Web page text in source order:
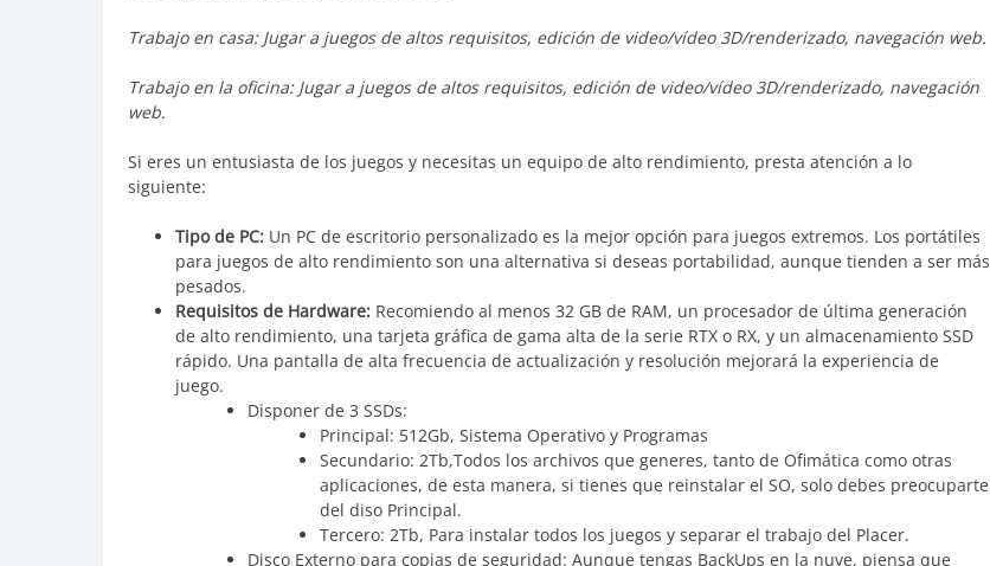
Trabajo en casa: Jugar a juegos de altos requisitos, edición de video/vídeo 3D/renderizado, navegación web.
Trabajo en la oficina: Jugar a juegos de altos requisitos, edición de video/vídeo 3D/renderizado, navegación
web.
Si eres un entusiasta de los juegos y necesitas un equipo de alto rendimiento, presta atención a lo
siguiente:
Tipo de PC: Un PC de escritorio personalizado es la mejor opción para juegos extremos. Los portátiles
para juegos de alto rendimiento son una alternativa si deseas portabilidad, aunque tienden a ser más
pesados.
Requisitos de Hardware: Recomiendo al menos 32 GB de RAM, un procesador de última generación
de alto rendimiento, una tarjeta gráfica de gama alta de la serie RTX o RX, y un almacenamiento SSD
rápido. Una pantalla de alta frecuencia de actualización y resolución mejorará la experiencia de
juego.
Disponer de 3 SSDs:
Principal: 512Gb, Sistema Operativo y Programas
Secundario: 2Tb,Todos los archivos que generes, tanto de Ofimática como otras
aplicaciones, de esta manera, si tienes que reinstalar el SO, solo debes preocuparte
del diso Principal.
Tercero: 2Tb, Para instalar todos los juegos y separar el trabajo del Placer.
Disco Externo para copias de seguridad: Aunque tengas BackUps en la nuve, piensa que